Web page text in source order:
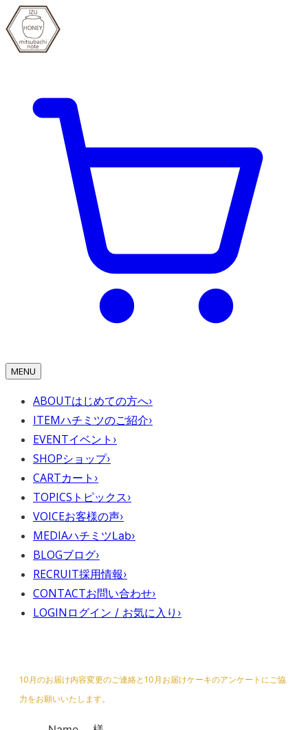
MENU
ABOUTはじめての方へ›
ITEMハチミツのご紹介›
EVENTイベント ›
SHOPショップ›
CARTカート ›
TOPICS トピックス›
VOICEお客様の声›
MEDIAハチミツLab›
BLOGブログ›
RECRUIT採用情報›
CONTACTお問い合わせ›
LOGIN ログイン / お気に入り ›
10月のお届け内容変更のご連絡と10月お届けケーキのアンケートにご協
力をお願いいたします。